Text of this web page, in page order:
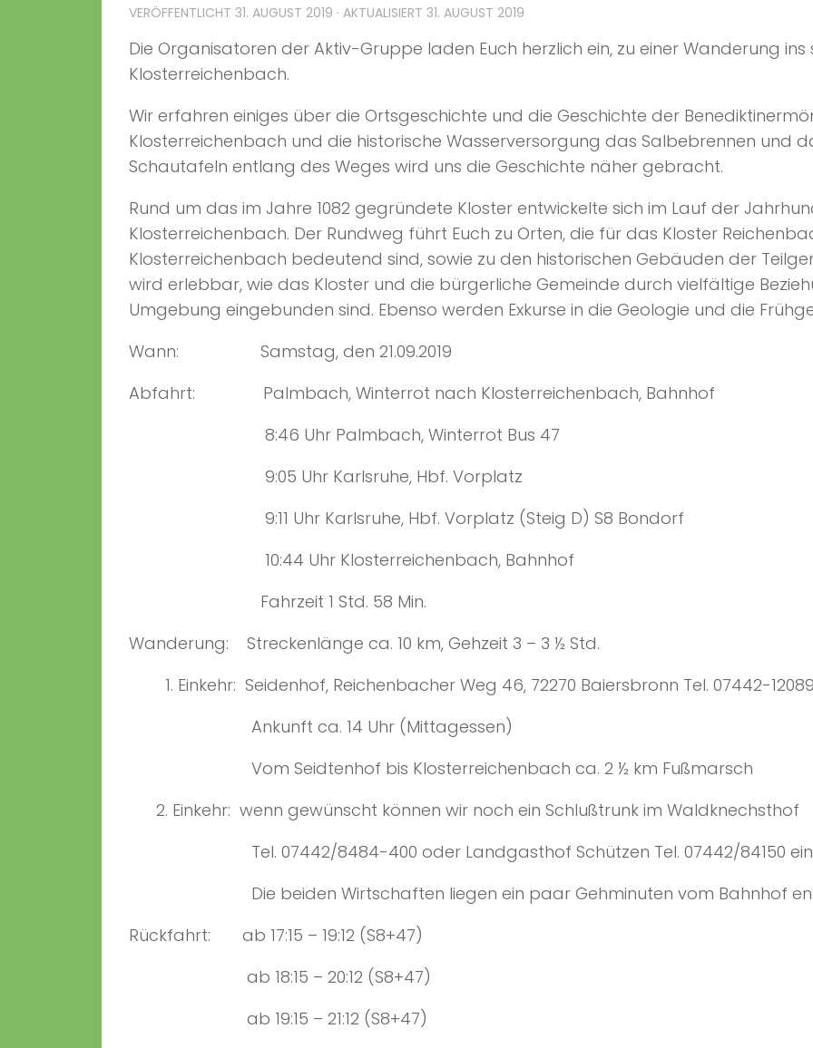
VERÖFFENTLICHT 31. AUGUST 2019 · AKTUALISIERT 31. AUGUST 2019
Die Organisatoren der Aktiv-Gruppe laden Euch herzlich ein, zu einer Wanderung
Klosterreichenbach.
Wir erfahren einiges über die Ortsgeschichte und die Geschichte der
Klosterreichenbach und die historische Wasserversorgung das Salbebrennen und
Schautafeln entlang des Weges wird uns die Geschichte näher gebracht.
Rund um das im Jahre 1082 gegründete Kloster entwickelte sich im Lauf der
Klosterreichenbach. Der Rundweg führt Euch zu Orten, die für das Kloster
Klosterreichenbach bedeutend sind, sowie zu den historischen Gebäuden der
wird erlebbar, wie das Kloster und die bürgerliche Gemeinde durch vielfältige
Umgebung eingebunden sind. Ebenso werden Exkurse in die Geologie und die
Wann: Samstag, den 21.09.2019
Abfahrt: Palmbach, Winterrot nach Klosterreichenbach, Bahnhof
8:46 Uhr Palmbach, Winterrot Bus 47
9:05 Uhr Karlsruhe, Hbf. Vorplatz
9:11 Uhr Karlsruhe, Hbf. Vorplatz (Steig D) S8 Bondorf
10:44 Uhr Klosterreichenbach, Bahnhof
Fahrzeit 1 Std. 58 Min.
Wanderung: Streckenlänge ca. 10 km, Gehzeit 3 – 3 ½ Std.
1. Einkehr: Seidenhof, Reichenbacher Weg 46, 72270 Baiersbronn Tel. 07442-
Ankunft ca. 14 Uhr (Mittagessen)
Vom Seidtenhof bis Klosterreichenbach ca. 2 ½ km Fußmarsch
2. Einkehr: wenn gewünscht können wir noch ein Schlußtrunk im Waldknechsthof
Tel. 07442/8484-400 oder Landgasthof Schützen Tel. 07442/84150
Die beiden Wirtschaften liegen ein paar Gehminuten vom Bahnhof
Rückfahrt: ab 17:15 – 19:12 (S8+47)
ab 18:15 – 20:12 (S8+47)
ab 19:15 – 21:12 (S8+47)